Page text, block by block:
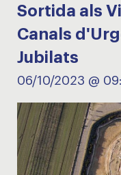
Sortida als
Canals
Jubilats
06/10/2023 @